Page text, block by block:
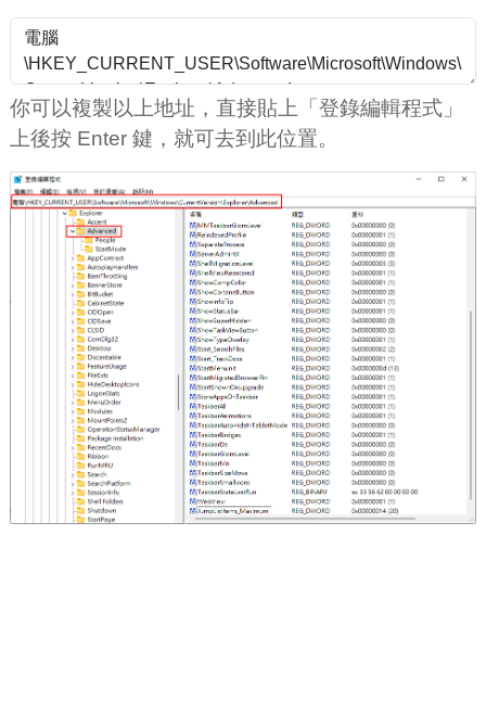
你可以複製以上地址，直接貼上「登錄編輯程式」
上後按 Enter 鍵，就可去到此位置。